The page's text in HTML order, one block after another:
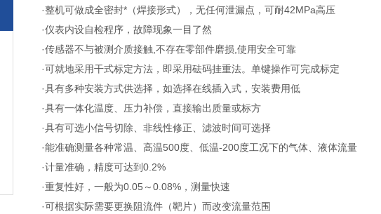
·整机可做成全密封*（焊接形式），无任何泄漏点，可耐42MPa高压
·仪表内设自检程序，故障现象一目了然
·传感器不与被测介质接触,不存在零部件磨损,使用安全可靠
·可就地采用干式标定方法，即采用砝码挂重法。单键操作可完成标定
·具有多种安装方式供选择，如选择在线插入式，安装费用低
·具有一体化温度、压力补偿，直接输出质量或标方
·具有可选小信号切除、非线性修正、滤波时间可选择
·能准确测量各种常温、高温500度、低温-200度工况下的气体、液体流量
·计量准确，精度可达到0.2%
·重复性好，一般为0.05～0.08%，测量快速
·可根据实际需要更换阻流件（靶片）而改变流量范围